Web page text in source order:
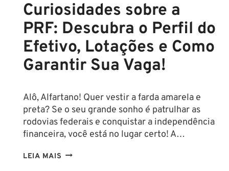
CONCURSO
Curiosidades sobre a
PRF: Descubra o Perfil do
Efetivo, Lotações e Como
Garantir Sua Vaga!
Alô, Alfartano! Quer vestir a farda amarela e
preta? Se o seu grande sonho é patrulhar as
rodovias federais e conquistar a independência
financeira, você está no lugar certo! A…
LEIA MAIS CURIOSIDADES